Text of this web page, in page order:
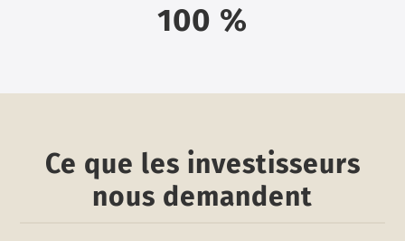
100 %
Ce que les investisseurs
nous demandent